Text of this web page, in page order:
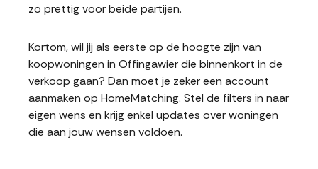
zo prettig voor beide partijen.
Kortom, wil jij als eerste op de hoogte zijn van
koopwoningen in Offingawier die binnenkort in de
verkoop gaan? Dan moet je zeker een account
aanmaken op HomeMatching. Stel de filters in naar
eigen wens en krijg enkel updates over woningen
die aan jouw wensen voldoen.